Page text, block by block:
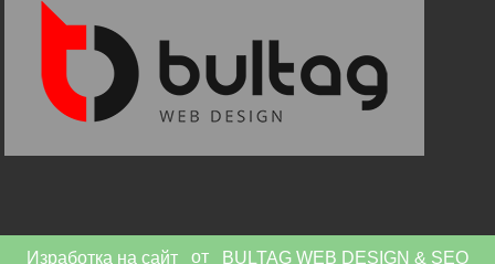
Изработка на сайт от BULTAG WEB DESIGN & SEO